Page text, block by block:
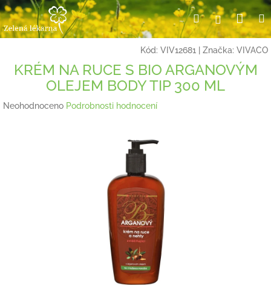
Přejít
na
obsah
HledatPřihlášení
Kód: VIV12681 Značka: VIVACO
KRÉM NA RUCE S BIO ARGANOVÝM
OLEJEM BODY TIP 300 ML
Průměrné
Neohodnoceno Podrobnosti hodnocení